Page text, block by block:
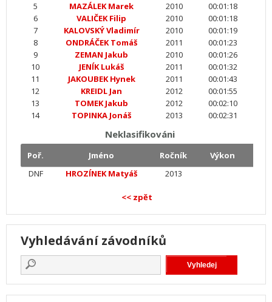
5
MAZÁLEK Marek 2010
00:01:18
6
VALIČEK Filip 2010
00:01:18
7
KALOVSKÝ Vladimír 2010
00:01:19
8
ONDRÁČEK Tomáš 2011
00:01:23
9
ZEMAN Jakub 2010
00:01:26
10
JENÍK Lukáš 2011
00:01:32
11
JAKOUBEK Hynek 2011
00:01:43
12
KREIDL Jan 2012
00:01:55
13
TOMEK Jakub 2012
00:02:10
14
TOPINKA Jonáš 2013 00:02:31
Neklasifikováni
Poř. Jméno Ročník
Výkon
DNF
HROZÍNEK Matyáš 2013
<< zpět
Vyhledávání závodníků